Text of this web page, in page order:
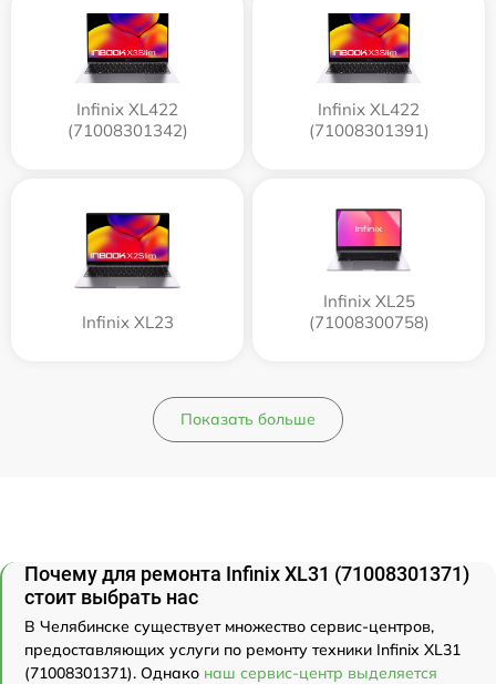
Infinix XL422
(71008301342)
Infinix XL422
(71008301391)
Infinix XL23
Infinix XL25
(71008300758)
Показать больше
Почему для ремонта Infinix XL31 (71008301371)
стоит выбрать нас
В Челябинске существует множество сервис-центров,
предоставляющих услуги по ремонту техники Infinix XL31
(71008301371). Однако наш сервис-центр выделяется